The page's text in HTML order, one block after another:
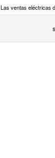
Las ventas eléctricas